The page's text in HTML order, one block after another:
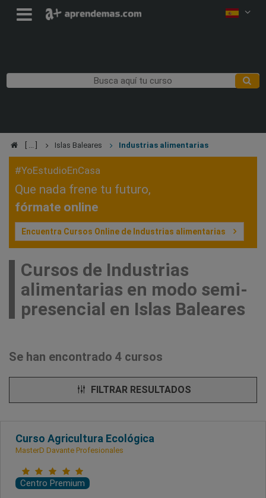
Islas Baleares Industrias alimentarias
#YoEstudioEnCasa
Que nada frene tu futuro,
fórmate online
Encuentra Cursos Online de Industrias alimentarias
Cursos de Industrias
alimentarias en modo semi-
presencial en Islas Baleares
Se han encontrado 4 cursos
FILTRAR RESULTADOS
Curso Agricultura Ecológica
MasterD Davante Profesionales
Centro Premium